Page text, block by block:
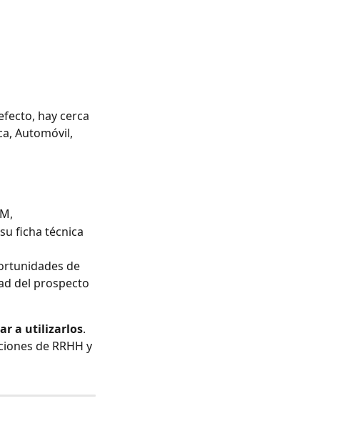
hay cerca
Automóvil,
ficha técnica
de
del prospecto
a utilizarlos.
de RRHH y